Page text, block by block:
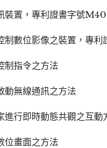
裝置，專利證書字號
制數位影像之裝置，專
制指令之方法
動無線通訊之方法
進行即時動態共觀之互動
位畫面之方法